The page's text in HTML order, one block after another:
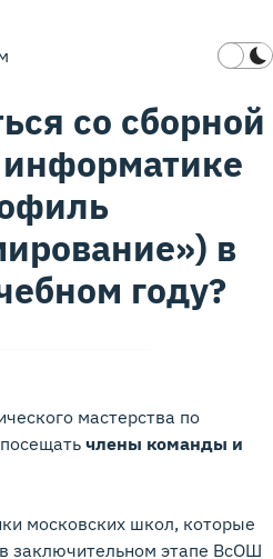
со сборной
в
году?
мастерства по
члены команды и
московских школ, которые
заключительном этапе ВсОШ